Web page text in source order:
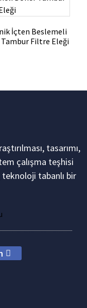
İçten Beslemeli
Filtre Eleği
tasarımı,
çalışma teşhisi
teknoloji tabanlı bir